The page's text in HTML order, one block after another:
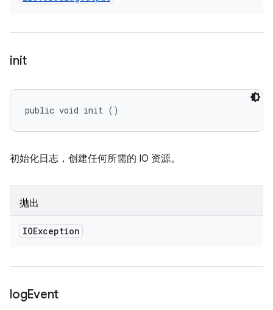
init
public void init ()
初始化日志，创建任何所需的 IO 资源。
抛出
IOException
logEvent